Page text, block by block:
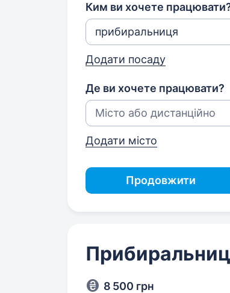
Ким ви хочете
Додати посаду
Де ви хочете працювати?
Додати місто
Продовжити
8 500 грн